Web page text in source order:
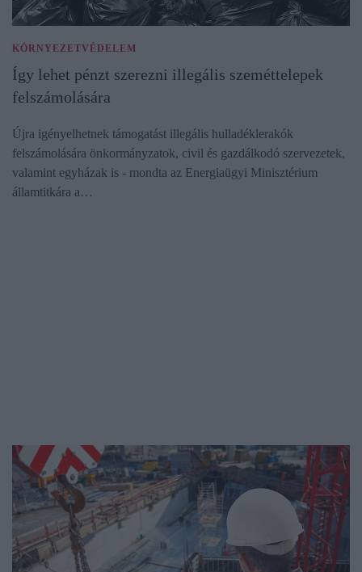
KÖRNYEZETVÉDELEM
Így lehet pénzt szerezni illegális szeméttelepek
felszámolására
Újra igényelhetnek támogatást illegális hulladéklerakók
felszámolására önkormányzatok, civil és gazdálkodó szervezetek,
valamint egyházak is - mondta az Energiaügyi Minisztérium
államtitkára a…